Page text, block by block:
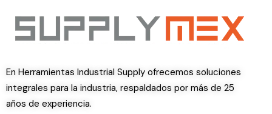
En Herramientas Industrial Supply ofrecemos soluciones
integrales para la industria, respaldados por más de 25
años de experiencia.